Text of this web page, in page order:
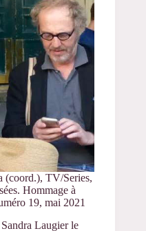
(coord.), TV/Series,
Hommage à
19, mai 2021
Laugier le